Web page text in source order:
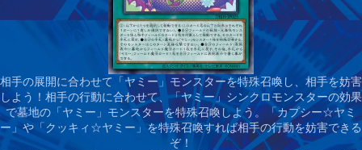
相手の展開に合わせて「ヤミー」モンスターを特殊召喚し、相手を妨害
しよう！ 相手の行動に合わせて、「ヤミー」シンクロモンスターの効果
で墓地の「ヤミー」モンスターを特殊召喚しよう。「カプシー☆ヤミ
ー」や「クッキィ☆ヤミー」を特殊召喚すれば相手の行動を妨害できる
ぞ！